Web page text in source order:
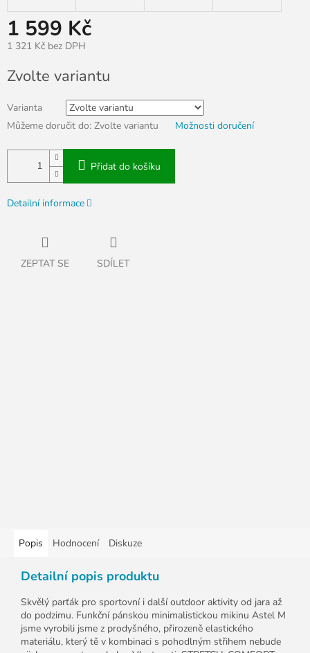
1 599 Kč
1 321 Kč bez DPH
cena:
Zvolte variantu
Varianta
Můžeme doručit do: Zvolte variantu Možnosti doručení
Přidat do košíku
Detailní informace
ZEPTAT SE SDÍLET
Popis Hodnocení Diskuze
Detailní popis produktu
Skvělý parťák pro sportovní i další outdoor aktivity od jara až
do podzimu. Funkční pánskou minimalistickou mikinu Astel M
jsme vyrobili jsme z prodyšného, přirozeně elastického
materiálu, který tě v kombinaci s pohodlným střihem nebude